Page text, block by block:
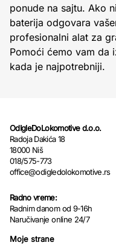
ponude na sajtu. Ako
baterija odgovara
profesionalni alat za
Pomoći ćemo vam da
kada je najpotrebniji.
OdIgleDoLokomotive d.o.o.
Radoja Dakića 18
18000 Niš
018/575-773
office@odigledolokomotive.rs
Radno vreme:
Radnim danom od 9-16h
Naručivanje online 24/7
Moje strane